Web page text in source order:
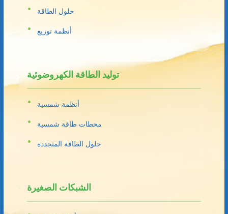
حلول الطاقة
أنظمة توزيع
توليد الطاقة الكهروضوئية
أنظمة شمسية
محطات طاقة شمسية
حلول الطاقة المتجددة
الشبكات الصغيرة